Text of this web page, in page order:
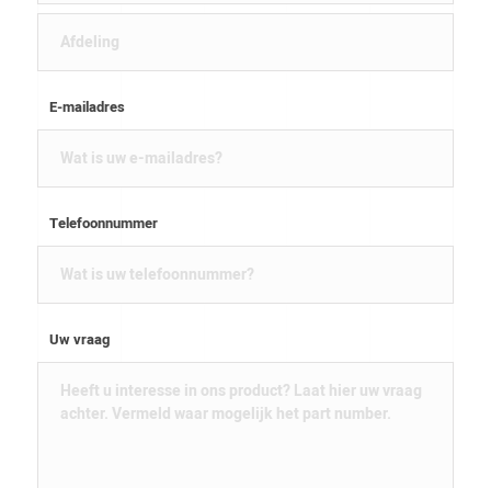
E-mailadres
Telefoonnummer
Uw vraag